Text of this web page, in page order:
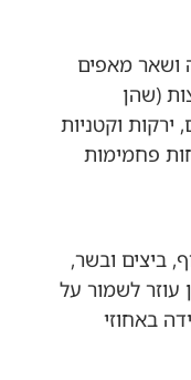
ושאר מאפים
(שהן
ירקות וקטניות
פחמימות
ביצים ובשר,
עוזר לשמור על
באחוזי